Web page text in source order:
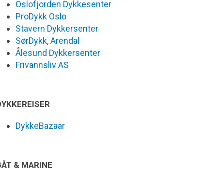
Oslofjorden Dykkesenter
ProDykk Oslo
Stavern Dykkersenter
SørDykk, Arendal
Ålesund Dykkersenter
Frivannsliv AS
DykkeBazaar
& MARINE